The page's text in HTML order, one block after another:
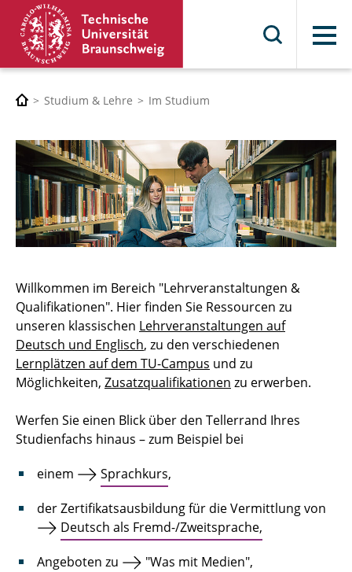
Menü
Studium & Lehre Im Studium
Willkommen im Bereich "Lehrveranstaltungen &
Qualifikationen". Hier finden Sie Ressourcen zu
unseren klassischen Lehrveranstaltungen auf
Deutsch und Englisch, zu den verschiedenen
Lernplätzen auf dem TU-Campus und zu
Möglichkeiten, Zusatzqualifikationen zu erwerben.
Werfen Sie einen Blick über den Tellerrand Ihres
Studienfachs hinaus – zum Beispiel bei
einem
Sprachkurs,
der Zertifikatsausbildung für die Vermittlung von
Deutsch als Fremd-/Zweitsprache,
Angeboten zu
"Was mit Medien",